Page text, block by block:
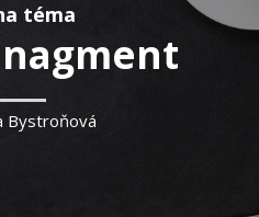
téma
Bystroňová